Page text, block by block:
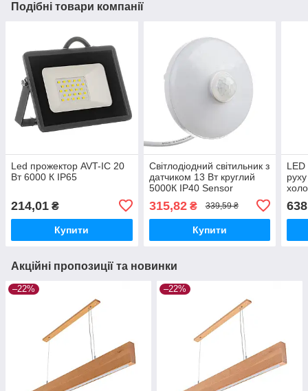
Подібні товари компанії
Led прожектор AVT-IC 20
Вт 6000 К IP65
214,01 ₴
Купити
Світлодіодний світильник з
датчиком 13 Вт круглий
5000К IP40 Sensor
315,82₴ 339,59 ₴
Купити
LED
Акційні пропозиції та новинки
–22% –22%